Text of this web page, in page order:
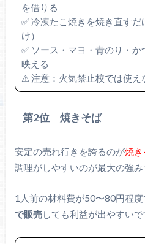
を借りる
✅ 冷凍たこ焼きを焼き直す
け）
✅ ソース・マヨ・青のり・
映える
⚠ 注意：火気禁止校では使え
第2位 焼きそば
安定の売れ行きを誇るのが焼
調理がしやすいのが最大の強み
1人前の材料費が50〜80円程度
で販売しても利益が出やすいで